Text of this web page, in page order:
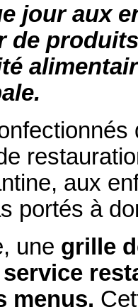
jour aux
de
aux
portés à
une grille
menus.